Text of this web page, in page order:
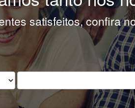
satisfeitos, confira